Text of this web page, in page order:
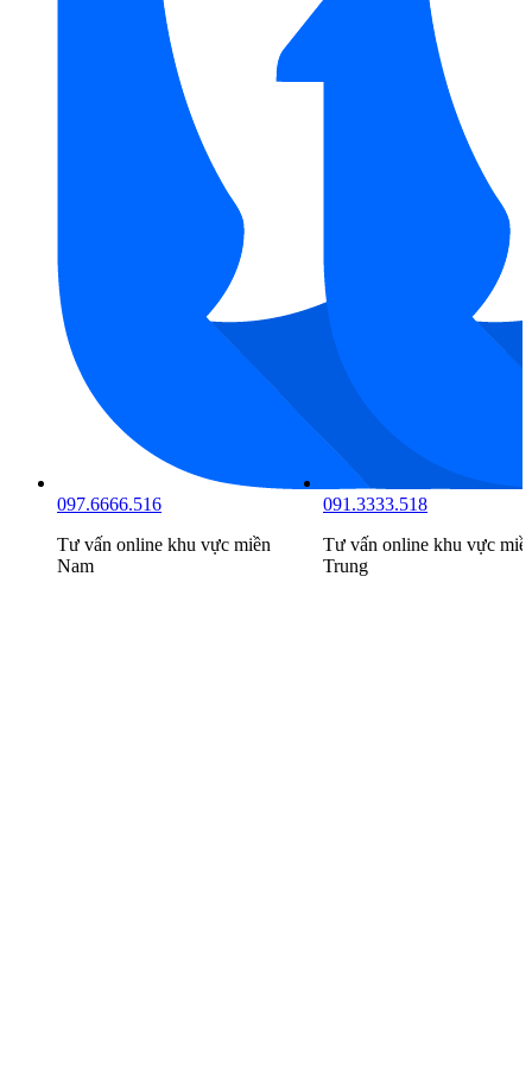
097.6666.516
Tư vấn online khu vực miền
Nam
091.3333.518
Tư vấn online khu vực
Trung